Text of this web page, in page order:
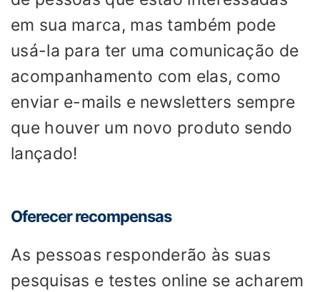
em sua marca, mas também pode
usá-la para ter uma comunicação de
acompanhamento com elas, como
enviar e-mails e newsletters sempre
que houver um novo produto sendo
lançado!
Oferecer recompensas
As pessoas responderão às suas
pesquisas e testes online se acharem